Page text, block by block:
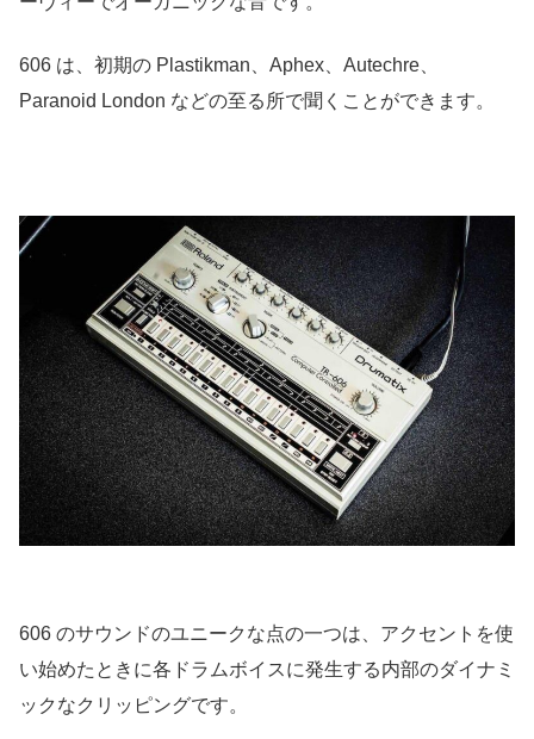
606 は、初期の Plastikman、Aphex、Autechre、
Paranoid London などの至る所で聞くことができます。
606 のサウンドのユニークな点の一つは、アクセントを使
い始めたときに各ドラムボイスに発生する内部のダイナミ
ックなクリッピングです。